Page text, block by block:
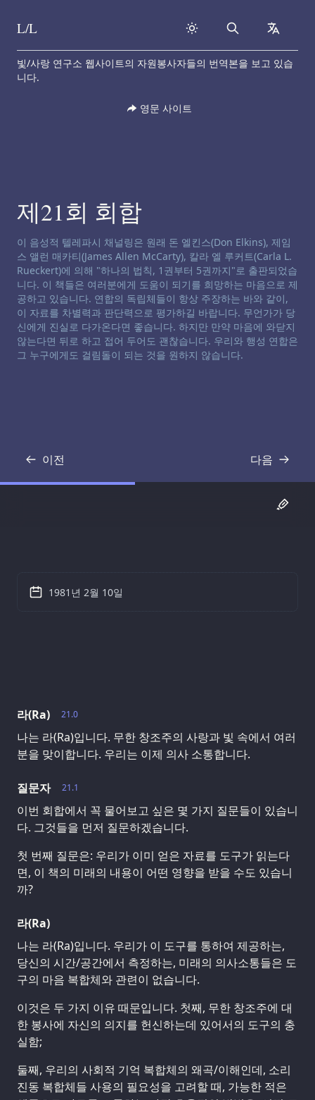
Skip to content
L/L Search
빛/사랑 연구소 웹사이트의 자원봉사자들의 번역본을 보고 있습
니다.
영문 사이트
제21회 회합
채널링 면책 성명서:
이 음성적 텔레파시 채널링은 원래 돈 엘킨스(Don Elkins), 제임
스 앨런 매카티(James Allen McCarty), 칼라 엘 루커트(Carla L.
Rueckert)에 의해 "하나의 법칙, 1권부터 5권까지"로 출판되었습
니다. 이 책들은 여러분에게 도움이 되기를 희망하는 마음으로 제
공하고 있습니다. 연합의 독립체들이 항상 주장하는 바와 같이,
이 자료를 차별력과 판단력으로 평가하길 바랍니다. 무언가가 당
신에게 진실로 다가온다면 좋습니다. 하지만 만약 마음에 와닫지
않는다면 뒤로 하고 접어 두어도 괜찮습니다. 우리와 행성 연합은
그 누구에게도 걸림돌이 되는 것을 원하지 않습니다.
이전
기록 다음
기록
21.0
라(Ra)
나는 라(Ra)입니다. 무한 창조주의 사랑과 빛 속에서 여러
분을 맞이합니다. 우리는 이제 의사 소통합니다.
21.1
질문자
이번 회합에서 꼭 물어보고 싶은 몇 가지 질문들이 있습니
다. 그것들을 먼저 질문하겠습니다.
첫 번째 질문은: 우리가 이미 얻은 자료를 도구가 읽는다
면, 이 책의 미래의 내용이 어떤 영향을 받을 수도 있습니
까?
라(Ra)
나는 라(Ra)입니다. 우리가 이 도구를 통하여 제공하는,
당신의 시간/공간에서 측정하는, 미래의 의사소통들은 도
구의 마음 복합체와 관련이 없습니다.
이것은 두 가지 이유 때문입니다. 첫째, 무한 창조주에 대
한 봉사에 자신의 의지를 헌신하는데 있어서의 도구의 충
실함;
둘째, 우리의 사회적 기억 복합체의 왜곡/이해인데, 소리
진동 복합체들 사용의 필요성을 고려할 때, 가능한 적은
1981년 2월 10일